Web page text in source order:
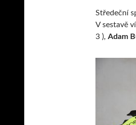
Středeční
V sestavě
3 ), Adam